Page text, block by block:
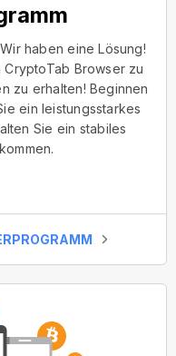
haben eine Lösung!
Browser zu
zu erhalten! Beginnen
ein leistungsstarkes
Sie ein stabiles